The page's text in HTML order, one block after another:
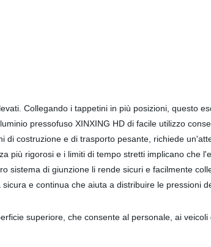
Collegando i tappetini in più posizioni, questo
pressofuso XINXING HD di facile utilizzo
di costruzione e di trasporto pesante, richiede
più rigorosi e i limiti di tempo stretti implicano che
sistema di giunzione li rende sicuri e facilmente
e continua che aiuta a distribuire le pressioni
superiore, che consente al personale, ai veicoli